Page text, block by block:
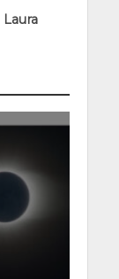
Laura